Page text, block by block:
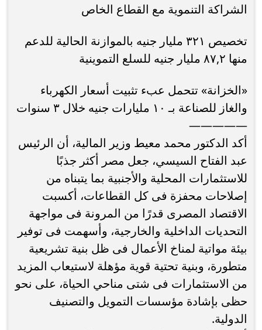
الشراكة التنموية مع القطاع الخاص
تخصيص ٣٢١ مليار جنيه بالموازنة الحالية للدعم
منها ٨٧,٢ مليار جنيه للسلع التموينية
«الخزانة» تتحمل عبء تثبيت أسعار الكهرباء
والغاز للصناعة بـ ١٠ مليارات جنيه خلال ٣ سنوات
—————
أكد الدكتور محمد معيط وزير المالية، أن الرئيس
عبد الفتاح السيسي، جعل مصر أكثر جذبًا
للاستثمارات المحلية والأجنبية بما يتبناه من
إصلاحات محفزة فى كل القطاعات، أكسبت
الاقتصاد المصرى قدرًا من المرونة فى مواجهة
التحديات الداخلية والخارجية، وأسهمت فى توفير
بيئة مواتية لمناخ الأعمال فى ظل بنية تشريعية
متطورة، وبنية تحتية قوية مؤهلة لاستيعاب المزيد
من الاستثمارات فى شتى مناحي الحياة، على نحو
حظى بإشادة مؤسسات التمويل والتصنيف
الدولية.